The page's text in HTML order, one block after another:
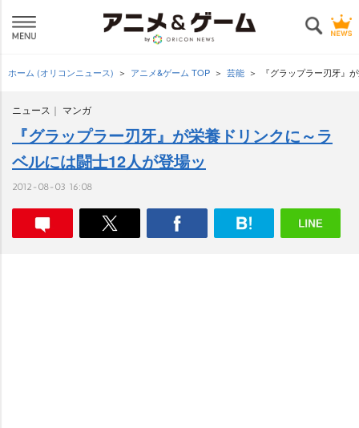
ホーム (オリコンニュース) アニメ&ゲーム TOP 芸能 『グラップラー刃牙』
ニュース マンガ
『グラップラー刃牙』が栄養ドリンクに～ラ
ベルには闘士12人が登場ッ
2012-08-03 16:08